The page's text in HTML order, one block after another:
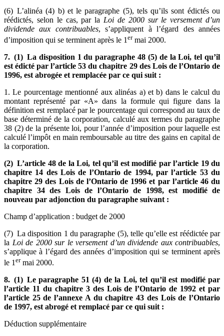
(6) L’alinéa (4) b) et le paragraphe (5), tels qu’ils sont édictés ou
réédictés, selon le cas, par la Loi de 2000 sur le versement d’un
dividende aux contribuables, s’appliquent à l’égard des années
d’imposition qui se terminent après le 1 ermai 2000.
7. (1) La disposition 1 du paragraphe 48 (5) de la Loi, tel qu’il
est édicté par l’article 53 du chapitre 29 des Lois de l’Ontario de
1996, est abrogée et remplacée par ce qui suit :
1. Le pourcentage mentionné aux alinéas a) et b) dans le calcul du
montant représenté par «A» dans la formule qui figure dans la
définition est remplacé par le pourcentage qui correspond au taux de
base déterminé de la corporation, calculé aux termes du paragraphe
38 (2) de la présente loi, pour l’année d’imposition pour laquelle est
calculé l’impôt en main remboursable au titre des gains en capital de
la corporation.
(2) L’article 48 de la Loi, tel qu’il est modifié par l’article 19 du
chapitre 14 des Lois de l’Ontario de 1994, par l’article 53 du
chapitre 29 des Lois de l’Ontario de 1996 et par l’article 46 du
chapitre 34 des Lois de l’Ontario de 1998, est modifié de
nouveau par adjonction du paragraphe suivant :
Champ d’application : budget de 2000
(7) La disposition 1 du paragraphe (5), telle qu’elle est réédictée par
la Loi de 2000 sur le versement d’un dividende aux contribuables,
s’applique à l’égard des années d’imposition qui se terminent après
le 1ermai 2000.
8. (1) Le paragraphe 51 (4) de la Loi, tel qu’il est modifié par
l’article 11 du chapitre 3 des Lois de l’Ontario de 1992 et par
l’article 25 de l’annexe A du chapitre 43 des Lois de l’Ontario
de 1997, est abrogé et remplacé par ce qui suit :
Déduction supplémentaire